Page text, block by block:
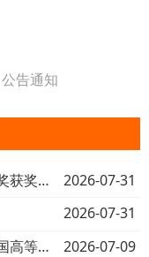
公告通知
第二届马锡五人民司法优秀成果奖获奖名单公告
2026-07-31
2026-07-31
关于开展第十五届西北联大与中国高等教育发展论坛校内征文的通知
2026-07-09